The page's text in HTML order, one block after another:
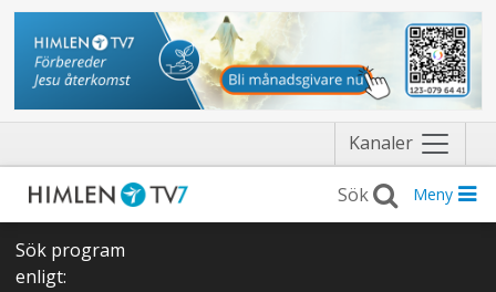
Kanaler Näytä
valikko
Meny
Sök program
enligt: